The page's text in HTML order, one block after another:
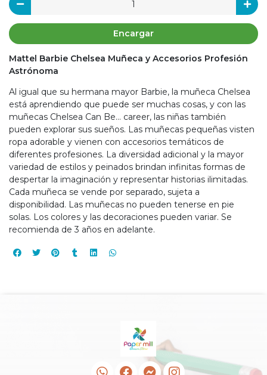
Encargar
Mattel Barbie Chelsea Muñeca y Accesorios Profesión
Astrónoma
Al igual que su hermana mayor Barbie, la muñeca Chelsea
está aprendiendo que puede ser muchas cosas, y con las
muñecas Chelsea Can Be… career, las niñas también
pueden explorar sus sueños. Las muñecas pequeñas visten
ropa adorable y vienen con accesorios temáticos de
diferentes profesiones. La diversidad adicional y la mayor
variedad de estilos y peinados brindan infinitas formas de
despertar la imaginación y representar historias ilimitadas.
Cada muñeca se vende por separado, sujeta a
disponibilidad. Las muñecas no pueden tenerse en pie
solas. Los colores y las decoraciones pueden variar. Se
recomienda de 3 años en adelante.